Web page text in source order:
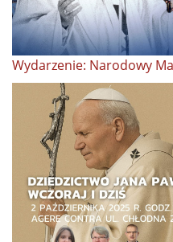
Wydarzenie: Narodowy